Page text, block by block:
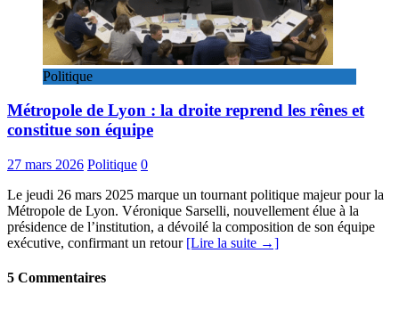
Politique
Métropole de Lyon : la droite reprend les rênes et
constitue son équipe
27 mars 2026 Politique 0
Le jeudi 26 mars 2025 marque un tournant politique majeur pour la
Métropole de Lyon. Véronique Sarselli, nouvellement élue à la
présidence de l’institution, a dévoilé la composition de son équipe
exécutive, confirmant un retour [Lire la suite →]
5 Commentaires